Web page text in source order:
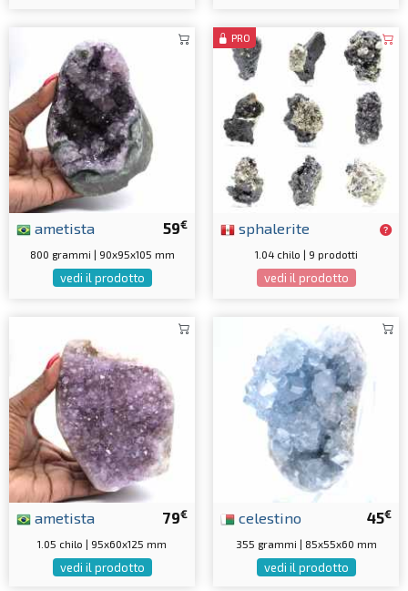
59€
ametista
800 grammi | 90x95x105 mm
vedi il prodotto
PRO
sphalerite
1.04 chilo | 9 prodotti
vedi il prodotto
79€
ametista
1.05 chilo | 95x60x125 mm
vedi il prodotto
45€
celestino
355 grammi | 85x55x60 mm
vedi il prodotto